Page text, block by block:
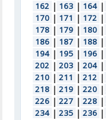
162 | 163 | 164 |
170 | 171 | 172 |
178 | 179 | 180 |
186 | 187 | 188 |
194 | 195 | 196 |
202 | 203 | 204 |
210 | 211 | 212 |
218 | 219 | 220 |
226 | 227 | 228 |
234 | 235 | 236 |